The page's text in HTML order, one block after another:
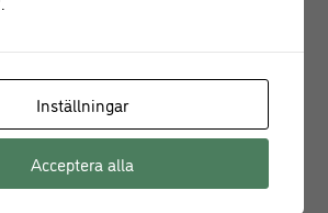
Inställningar
Acceptera alla